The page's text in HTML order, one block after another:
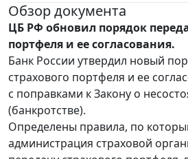
Обзор документа
ЦБ РФ обновил порядок
портфеля и ее согласования.
Банк России утвердил новый
страхового портфеля и ее
с поправками к Закону о
(банкротстве).
Определены правила, по
администрация страховой